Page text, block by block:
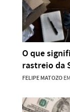
O que
rastreio da
FELIPE MATOZO